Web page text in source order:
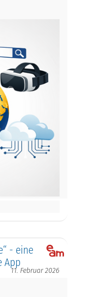
- eine
App
11. Februar 2026